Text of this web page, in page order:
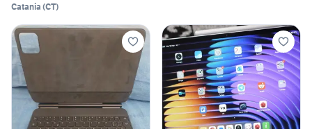
Catania (CT)